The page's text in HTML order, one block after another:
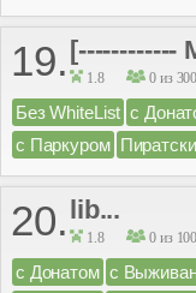
19. [------------
1.8 0 из 300
Без WhiteList с
с Паркуром
20. lib...
1.8 0 из 100
с Донатом с